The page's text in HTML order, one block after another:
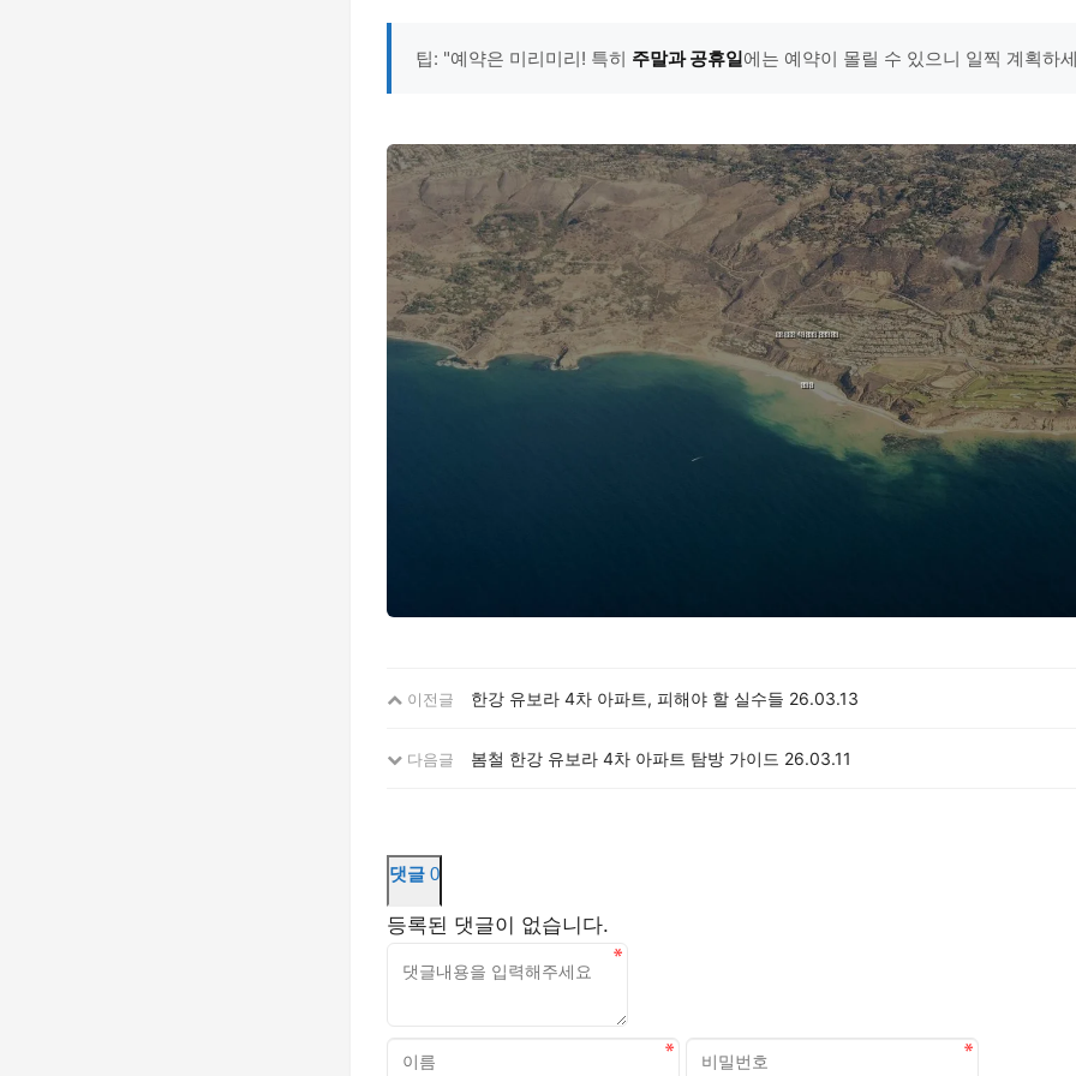
팁: "예약은 미리미리! 특히 주말과 공휴일에는 예약이 몰릴 수 있으니 일찍 계획하
이전글 한강 유보라 4차 아파트, 피해야 할 실수들 26.03.13
다음글 봄철 한강 유보라 4차 아파트 탐방 가이드 26.03.11
댓글 0
등록된 댓글이 없습니다.